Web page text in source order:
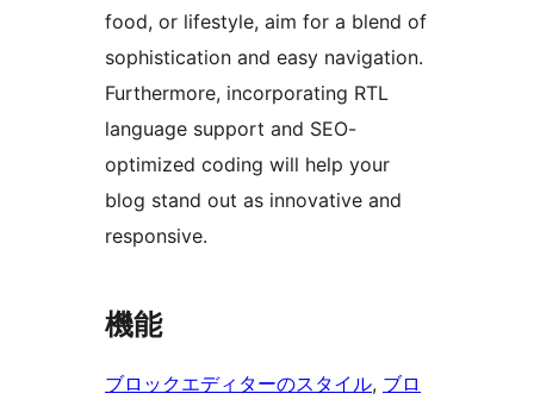
food, or lifestyle, aim for a blend of
sophistication and easy navigation.
Furthermore, incorporating RTL
language support and SEO-
optimized coding will help your
blog stand out as innovative and
responsive.
機能
ブロックエディターのスタイル, ブロ